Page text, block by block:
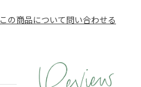
この商品について問い合わせる